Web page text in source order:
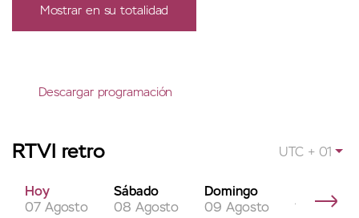
Mostrar en su totalidad
Descargar programación
RTVI retro UTC + 01
Hoy
07 Agosto
Sábado
08 Agosto
Domingo
09 Agosto
10 Agosto